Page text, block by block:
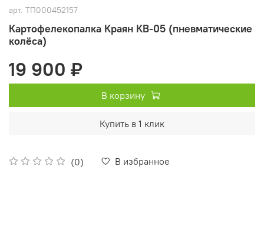
арт. ТП000452157
Картофелекопалка Краян КВ-05 (пневматические
колёса)
(0) В избранное
19 900 ₽
В корзину
Купить в 1 клик